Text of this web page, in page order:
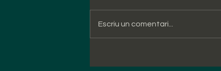
Costa Daurada Legend, que
Escriu un comentari...